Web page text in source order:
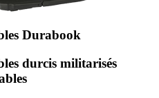
Durabook
durcis militarisés